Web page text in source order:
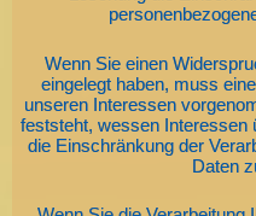
Wenn Sie einen
eingelegt haben, muss
unseren Interessen
feststeht, wessen Interessen
die Einschränkung der
Daten